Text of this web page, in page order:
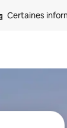
Certaines